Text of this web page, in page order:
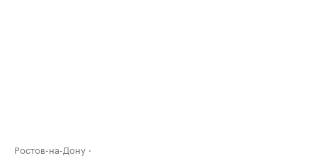
Ростов-на-Дону